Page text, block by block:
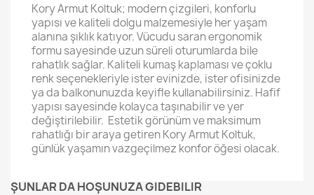
Kory Armut Koltuk; modern çizgileri, konforlu
yapısı ve kaliteli dolgu malzemesiyle her yaşam
alanına şıklık katıyor. Vücudu saran ergonomik
formu sayesinde uzun süreli oturumlarda bile
rahatlık sağlar. Kaliteli kumaş kaplaması ve çoklu
renk seçenekleriyle ister evinizde, ister ofisinizde
ya da balkonunuzda keyifle kullanabilirsiniz. Hafif
yapısı sayesinde kolayca taşınabilir ve yer
değiştirilebilir. Estetik görünüm ve maksimum
rahatlığı bir araya getiren Kory Armut Koltuk,
günlük yaşamın vazgeçilmez konfor öğesi olacak.
ŞUNLAR DA HOŞUNUZA GIDEBILIR